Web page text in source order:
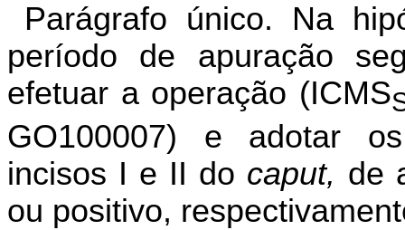
Parágrafo único. Na
período de apuração
efetuar a operação (ICMS
GO100007) e adotar
incisos I e II do caput, de
ou positivo,